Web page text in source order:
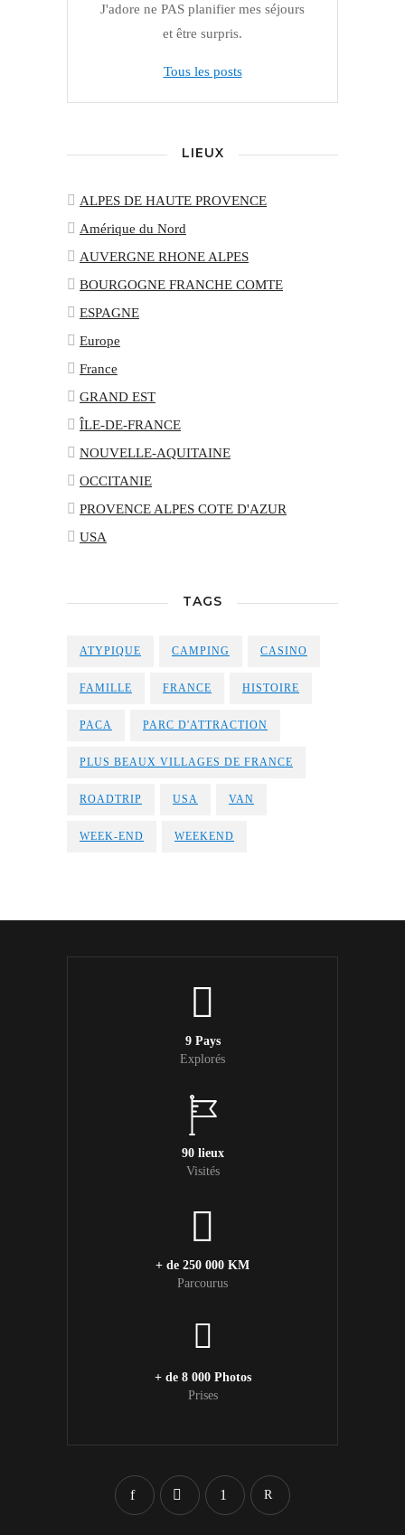
J'adore ne PAS planifier mes séjours
et être surpris.
Tous les posts
LIEUX
ALPES DE HAUTE PROVENCE
Amérique du Nord
AUVERGNE RHONE ALPES
BOURGOGNE FRANCHE COMTE
ESPAGNE
Europe
France
GRAND EST
ÎLE-DE-FRANCE
NOUVELLE-AQUITAINE
OCCITANIE
PROVENCE ALPES COTE D'AZUR
USA
TAGS
ATYPIQUE CAMPING CASINO
FAMILLE FRANCE HISTOIRE
PACA PARC D'ATTRACTION
PLUS BEAUX VILLAGES DE FRANCE
ROADTRIP USA VAN
WEEK-END WEEKEND
9 Pays
Explorés
90 lieux
Visités
+ de 250 000 KM
Parcourus
+ de 8 000 Photos
Prises